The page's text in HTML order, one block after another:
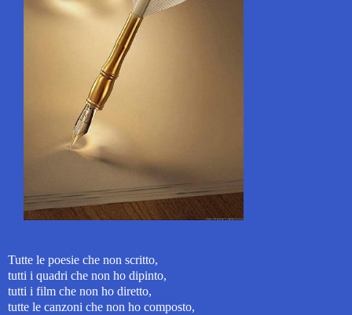
Tutte le poesie che non scritto,
tutti i quadri che non ho dipinto,
tutti i film che non ho diretto,
tutte le canzoni che non ho composto,